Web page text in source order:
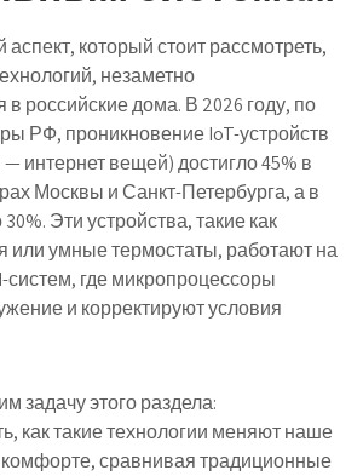
который стоит рассмотреть,
незаметно
российские дома. В 2026 году, по
РФ, проникновение IoT-устройств
интернет вещей) достигло 45% в
Москвы и Санкт-Петербурга, а в
Эти устройства, такие как
или умные термостаты, работают на
систем, где микропроцессоры
и корректируют условия
задачу этого раздела:
как такие технологии меняют наше
сравнивая традиционные